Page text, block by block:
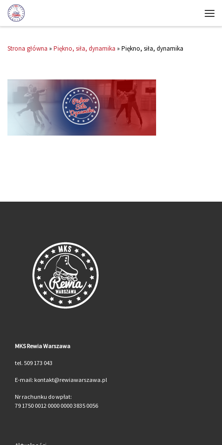
Strona główna » Piękno, siła, dynamika » Piękno, siła, dynamika
MKS Rewia Warszawa
tel. 509 173 043
E-mail: kontakt@rewiawarszawa.pl
Nr rachunku do wpłat:
79 1750 0012 0000 0000 3835 0056